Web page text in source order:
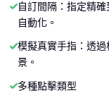
自訂間隔：指定精
自動化。
模擬真實手指：透
景。
多種點擊類型